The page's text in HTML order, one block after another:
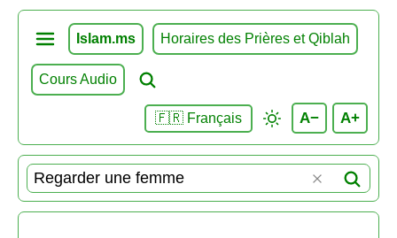
Islam.ms Horaires des Prières et Qiblah
Cours Audio
🇫🇷 Français A− A+